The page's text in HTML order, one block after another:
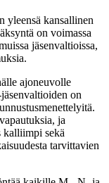
yleensä kansallinen
on voimassa
jäsenvaltioissa,
ajoneuvolle
on
ja
kalliimpi sekä
tarvittavien